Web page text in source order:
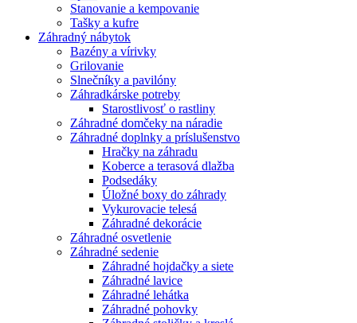
Stanovanie a kempovanie
Tašky a kufre
Záhradný nábytok
Bazény a vírivky
Grilovanie
Slnečníky a pavilóny
Záhradkárske potreby
Starostlivosť o rastliny
Záhradné domčeky na náradie
Záhradné doplnky a príslušenstvo
Hračky na záhradu
Koberce a terasová dlažba
Podsedáky
Úložné boxy do záhrady
Vykurovacie telesá
Záhradné dekorácie
Záhradné osvetlenie
Záhradné sedenie
Záhradné hojdačky a siete
Záhradné lavice
Záhradné lehátka
Záhradné pohovky